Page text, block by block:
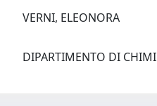
VERNI, ELEONORA
DIPARTIMENTO DI